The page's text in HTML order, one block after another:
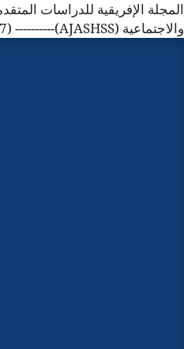
المجلة الإفريقية للدراسات
والاجتماعية (AJASHSS)---------- (Online ISSN: 2957-5907)